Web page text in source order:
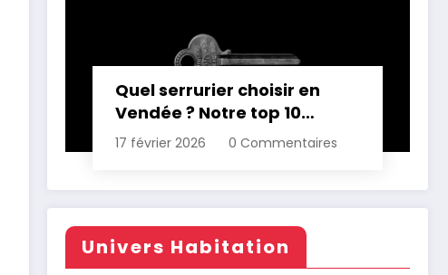
Quel serrurier choisir en
Vendée ? Notre top 10
comparatif
17 février 2026 0 Commentaires
Univers Habitation